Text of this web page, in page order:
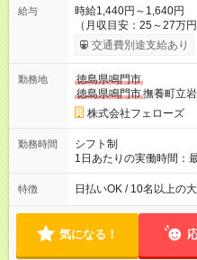
給与
時給1,440円～1,640円
（月収目安：25～27万円） ◎安定した給与で安心！ 長期
タイムで勤務いただけ
す。シフトが削られる
たいという人もいると思
ので、お気軽にご相談ください！ ※2ヶ月の
す。その間の給与・待遇に変更
用期間あり 試用期間の
と同じです。
交通費別途支給あり
勤務地
徳島県鳴門市
徳島県鳴門市撫養町立
株式会社フェローズ
勤務時間
シフト制
1日あたりの実働時間：
(1) 10:00～19:00 (2)
いずれも実働8時間・休
たい」などあれば相談
特徴 日払いOK / 10名以上の
気になる！